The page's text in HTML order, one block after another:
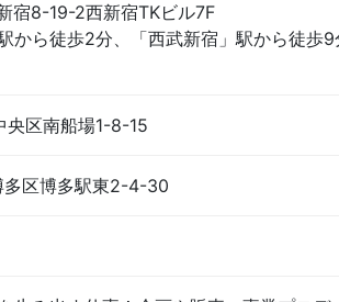
宿8-19-2西新宿TKビル7F
から徒歩2分、「西武新宿」駅から徒歩9
区南船場1-8-15
区博多駅東2-4-30